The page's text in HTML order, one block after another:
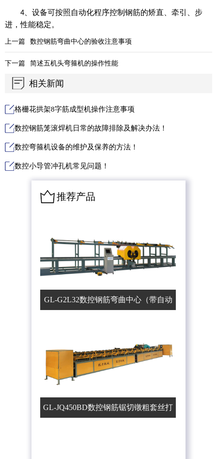
4、设备可按照自动化程序控制钢筋的矫直、牵引、步
进，性能稳定。
上一篇 数控钢筋弯曲中心的验收注意事项
下一篇 简述五机头弯箍机的操作性能
相关新闻
格栅花拱架8字筋成型机操作注意事项
数控钢筋笼滚焊机日常的故障排除及解决办法！
数控弯箍机设备的维护及保养的方法！
数控小导管冲孔机常见问题！
推荐产品
GL-G2L32数控钢筋弯曲中心（带自动
GL-JQ450BD数控钢筋锯切镦粗套丝打